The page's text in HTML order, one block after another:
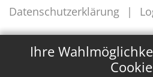
Ihre
Datenschutzerklärung